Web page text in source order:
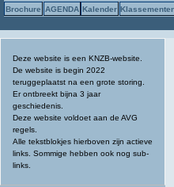
Brochure AGENDA Kalender
Deze website is een KNZB-website.
De website is begin 2022
teruggeplaatst na een grote storing.
Er ontbreekt bijna 3 jaar
geschiedenis.
Deze website voldoet aan de AVG
regels.
Alle tekstblokjes hierboven zijn actieve
links. Sommige hebben ook nog sub-
links.